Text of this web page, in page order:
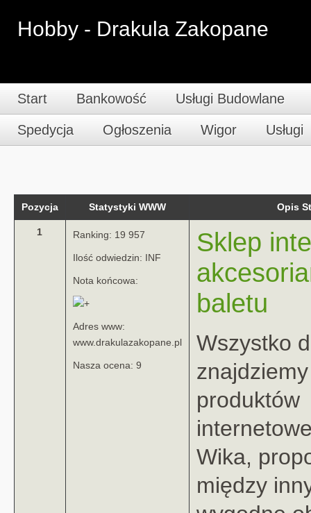
Hobby - Drakula Zakopane
Start Bankowość Usługi Budowlane
Spedycja Ogłoszenia Wigor Usługi
Pozycja Statystyki WWW Opis
1 Ranking: 19 957
Ilość odwiedzin: INF
Nota końcowa:
Adres www:
www.drakulazakopane.pl
Nasza ocena: 9
Sklep
baletu
Wszystko
produktów
Wika,
między